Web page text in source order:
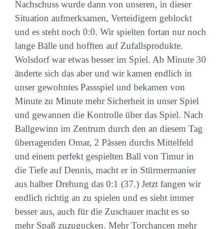
Nachschuss wurde dann von unseren, in dieser
Situation aufmerksamen, Verteidigern geblockt
und es steht noch 0:0. Wir spielten fortan nur noch
lange Bälle und hofften auf Zufallsprodukte.
Wolsdorf war etwas besser im Spiel. Ab Minute 30
änderte sich das aber und wir kamen endlich in
unser gewohntes Passspiel und bekamen von
Minute zu Minute mehr Sicherheit in unser Spiel
und gewannen die Kontrolle über das Spiel. Nach
Ballgewinn im Zentrum durch den an diesem Tag
überragenden Omar, 2 Pässen durchs Mittelfeld
und einem perfekt gespielten Ball von Timur in
die Tiefe auf Dennis, macht er in Stürmermanier
aus halber Drehung das 0:1 (37.) Jetzt fangen wir
endlich richtig an zu spielen und es sieht immer
besser aus, auch für die Zuschauer macht es so
mehr Spaß zuzugucken. Mehr Torchancen mehr